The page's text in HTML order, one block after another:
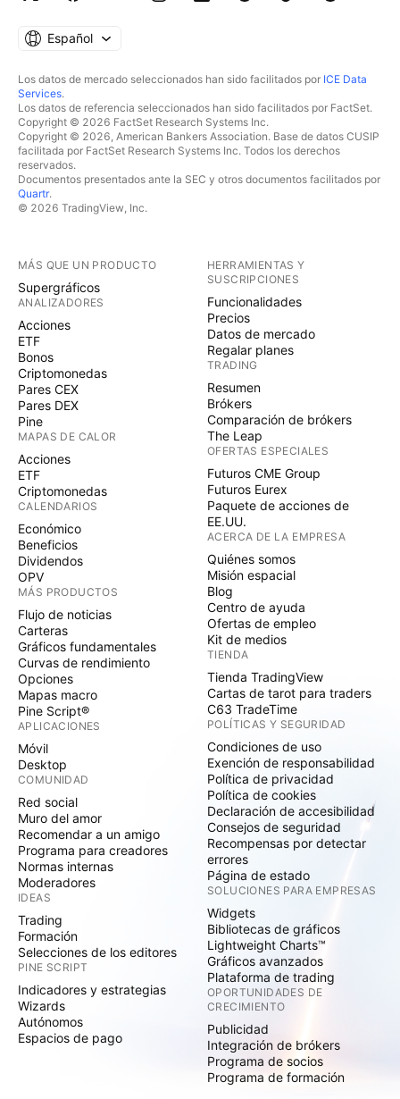
Español
Los datos de mercado seleccionados han sido facilitados por ICE Data
Services.
Los datos de referencia seleccionados han sido facilitados por FactSet.
Copyright © 2026 FactSet Research Systems Inc.
Copyright © 2026, American Bankers Association. Base de datos CUSIP
facilitada por FactSet Research Systems Inc. Todos los derechos
reservados.
Documentos presentados ante la SEC y otros documentos facilitados por
Quartr.
© 2026 TradingView, Inc.
MÁS QUE UN PRODUCTO
Supergráficos
ANALIZADORES
Acciones
ETF
Bonos
Criptomonedas
Pares CEX
Pares DEX
Pine
MAPAS DE CALOR
Acciones
ETF
Criptomonedas
CALENDARIOS
Económico
Beneficios
Dividendos
OPV
MÁS PRODUCTOS
Flujo de noticias
Carteras
Gráficos fundamentales
Curvas de rendimiento
Opciones
Mapas macro
Pine Script®
APLICACIONES
Móvil
Desktop
COMUNIDAD
Red social
Muro del amor
Recomendar a un amigo
Programa para creadores
Normas internas
Moderadores
IDEAS
Trading
Formación
Selecciones de los editores
PINE SCRIPT
Indicadores y estrategias
Wizards
Autónomos
Espacios de pago
HERRAMIENTAS Y
SUSCRIPCIONES
Funcionalidades
Precios
Datos de mercado
Regalar planes
TRADING
Resumen
Brókers
Comparación de brókers
The Leap
OFERTAS ESPECIALES
Futuros CME Group
Futuros Eurex
Paquete de acciones de
EE.UU.
ACERCA DE LA EMPRESA
Quiénes somos
Misión espacial
Blog
Centro de ayuda
Ofertas de empleo
Kit de medios
TIENDA
Tienda TradingView
Cartas de tarot para traders
C63 TradeTime
POLÍTICAS Y SEGURIDAD
Condiciones de uso
Exención de responsabilidad
Política de privacidad
Política de cookies
Declaración de accesibilidad
Consejos de seguridad
Recompensas por detectar
errores
Página de estado
SOLUCIONES PARA EMPRESAS
Widgets
Bibliotecas de gráficos
Lightweight Charts™
Gráficos avanzados
Plataforma de trading
OPORTUNIDADES DE
CRECIMIENTO
Publicidad
Integración de brókers
Programa de socios
Programa de formación